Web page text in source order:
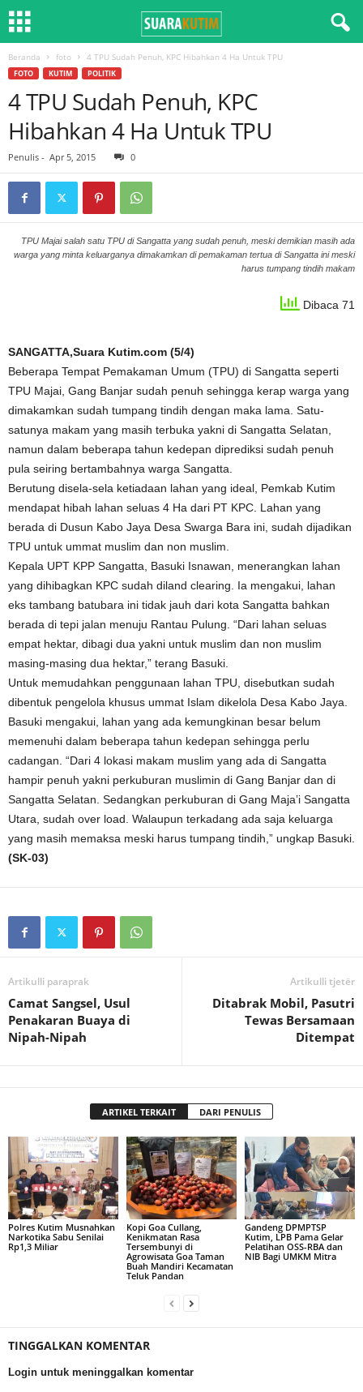
Beranda foto 4 TPU Sudah Penuh, KPC Hibahkan 4 Ha Untuk TPU
FOTO KUTIM POLITIK
4 TPU Sudah Penuh, KPC
Hibahkan 4 Ha Untuk TPU
Penulis - Apr 5, 2015 0
TPU Majai salah satu TPU di Sangatta yang sudah penuh, meski demikian masih ada
warga yang minta keluarganya dimakamkan di pemakaman tertua di Sangatta ini meski
harus tumpang tindih makam
Dibaca 71
SANGATTA,Suara Kutim.com (5/4)
Beberapa Tempat Pemakaman Umum (TPU) di Sangatta seperti
TPU Majai, Gang Banjar sudah penuh sehingga kerap warga yang
dimakamkan sudah tumpang tindih dengan maka lama. Satu-
satunya makam yang masih terbuka yakni di Sangatta Selatan,
namun dalam beberapa tahun kedepan diprediksi sudah penuh
pula seiring bertambahnya warga Sangatta.
Berutung disela-sela ketiadaan lahan yang ideal, Pemkab Kutim
mendapat hibah lahan seluas 4 Ha dari PT KPC. Lahan yang
berada di Dusun Kabo Jaya Desa Swarga Bara ini, sudah dijadikan
TPU untuk ummat muslim dan non muslim.
Kepala UPT KPP Sangatta, Basuki Isnawan, menerangkan lahan
yang dihibagkan KPC sudah diland clearing. Ia mengakui, lahan
eks tambang batubara ini tidak jauh dari kota Sangatta bahkan
berada di tepi jalan menuju Rantau Pulung. “Dari lahan seluas
empat hektar, dibagi dua yakni untuk muslim dan non muslim
masing-masing dua hektar,” terang Basuki.
Untuk memudahkan penggunaan lahan TPU, disebutkan sudah
dibentuk pengelola khusus ummat Islam dikelola Desa Kabo Jaya.
Basuki mengakui, lahan yang ada kemungkinan besar belum
memenuhi dalam beberapa tahun kedepan sehingga perlu
cadangan. “Dari 4 lokasi makam muslim yang ada di Sangatta
hampir penuh yakni perkuburan muslimin di Gang Banjar dan di
Sangatta Selatan. Sedangkan perkuburan di Gang Maja’i Sangatta
Utara, sudah over load. Walaupun terkadang ada saja keluarga
yang masih memaksa meski harus tumpang tindih,” ungkap Basuki.
(SK-03)
Artikulli paraprak
Camat Sangsel, Usul
Penakaran Buaya di
Nipah-Nipah
Artikulli tjetër
Ditabrak Mobil, Pasutri
Tewas Bersamaan
Ditempat
ARTIKEL TERKAIT DARI PENULIS
Polres Kutim Musnahkan
Narkotika Sabu Senilai
Rp1,3 Miliar
Kopi Goa Cullang,
Kenikmatan Rasa
Tersembunyi di
Agrowisata Goa Taman
Buah Mandiri Kecamatan
Teluk Pandan
Gandeng DPMPTSP
Kutim, LPB Pama Gelar
Pelatihan OSS-RBA dan
NIB Bagi UMKM Mitra
TINGGALKAN KOMENTAR
Login untuk meninggalkan komentar